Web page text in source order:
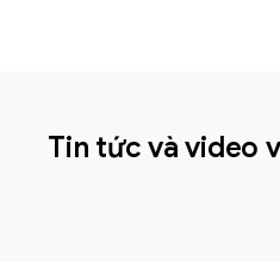
Tin tức và video